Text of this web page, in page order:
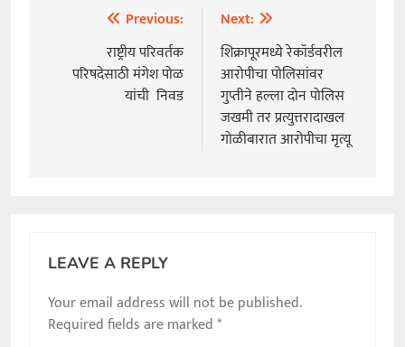
navigation
Previous:
राष्ट्रीय परिवर्तक
परिषदेसाठी मंगेश पोळ
यांची निवड
Next:
शिक्रापूरमध्ये रेकॉर्डवरील
आरोपीचा पोलिसांवर
गुप्तीने हल्ला दोन पोलिस
जखमी तर प्रत्युत्तरादाखल
गोळीबारात आरोपीचा मृत्यू
LEAVE A REPLY
Your email address will not be published.
Required fields are marked*